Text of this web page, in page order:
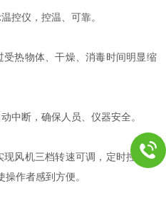
仪，控温、可靠。
热物体、干燥、消毒时间明显缩
断，确保人员、仪器安全。
风机三档转速可调，定时控制，
作者感到方便。